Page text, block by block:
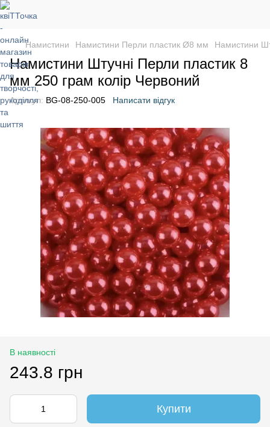
Намистини Намистини Перли пластик Ø8 мм Намистини
Намистини Штучні Перли пластик 8
мм 250 грам колір Червоний
Артикул: BG-08-250-005 Написати відгук
В наявності
243.8 грн
Купити